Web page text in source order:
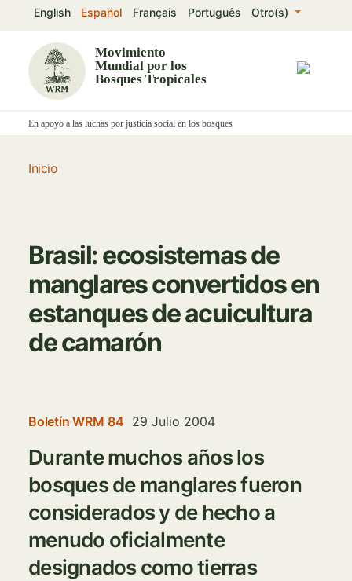
Pasar
principal
Movimiento
Mundial por los
Bosques Tropicales
English Español Français Português Otro(s)
En apoyo a las luchas por justicia social en los bosques
Inicio
Brasil: ecosistemas de
manglares convertidos en
estanques de acuicultura
de camarón
Boletín WRM 84 29 Julio 2004
Durante muchos años los
bosques de manglares fueron
considerados y de hecho a
menudo oficialmente
designados como tierras